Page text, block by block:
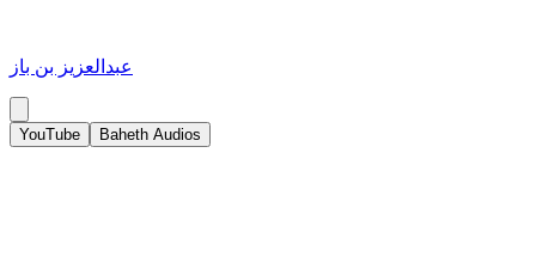
عبدالعزيز بن باز
YouTube Baheth Audios